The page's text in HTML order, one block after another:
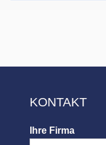
KONTAKT
Ihre Firma